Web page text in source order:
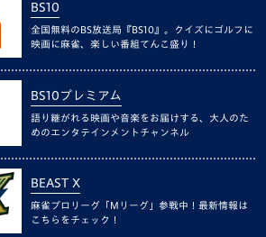
BS10
全国無料のBS放送局『BS10』。クイズにゴルフに
映画に麻雀、楽しい番組てんこ盛り！
BS10プレミアム
語り継がれる映画や音楽をお届けする、大人のた
めのエンタテインメントチャンネル
BEAST X
麻雀プロリーグ「Mリーグ」参戦中！最新情報は
こちらをチェック！